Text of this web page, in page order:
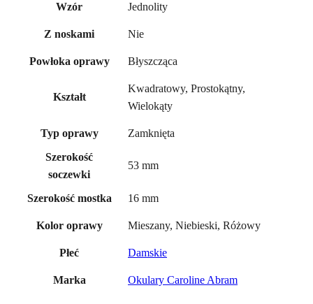
Wzór Jednolity
Z noskami Nie
Powłoka oprawy Błyszcząca
Kształt
Kwadratowy, Prostokątny,
Wielokąty
Typ oprawy
Zamknięta
Szerokość
soczewki
53 mm
Szerokość mostka 16 mm
Kolor oprawy Mieszany, Niebieski, Różowy
Płeć Damskie
Marka Okulary Caroline Abram